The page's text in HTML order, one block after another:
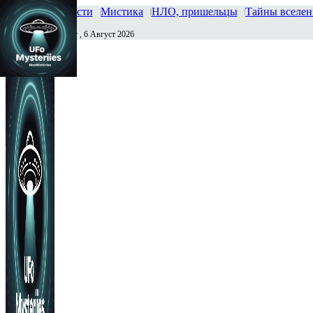
Главная Новости Мистика НЛО, пришельцы Тайны
Сегодня Четверг , 6 Август 2026